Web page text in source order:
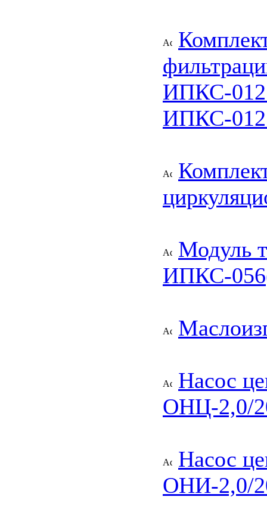
ИПКС-
ИПКС-
Модуль
ИПКС-
Насос
ОНЦ-2,0/
Насос
ОНИ-2,0/